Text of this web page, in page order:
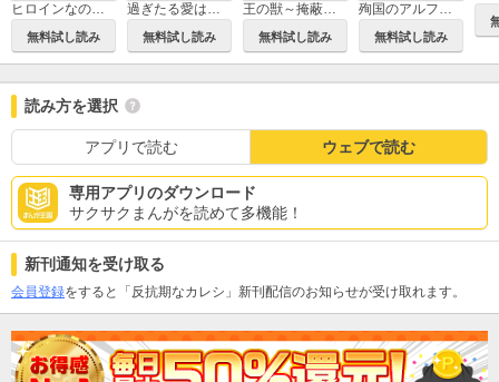
ヒロインなのに、イケメンアイドル♂になりました!?
無料試し読み
過ぎたる愛は猛毒【マイクロ】
無料試し読み
王の獣～掩蔽のアルカナ～
無料試し読み
殉国のアルファ～オメガ・ベルサイユ～
無料試し読み
読み方を選択
アプリで読む ウェブで読む
専用アプリのダウンロード
サクサクまんがを読めて多機能！
新刊通知を受け取る
会員登録をすると「反抗期なカレシ」新刊配信のお知らせが受け取れます。